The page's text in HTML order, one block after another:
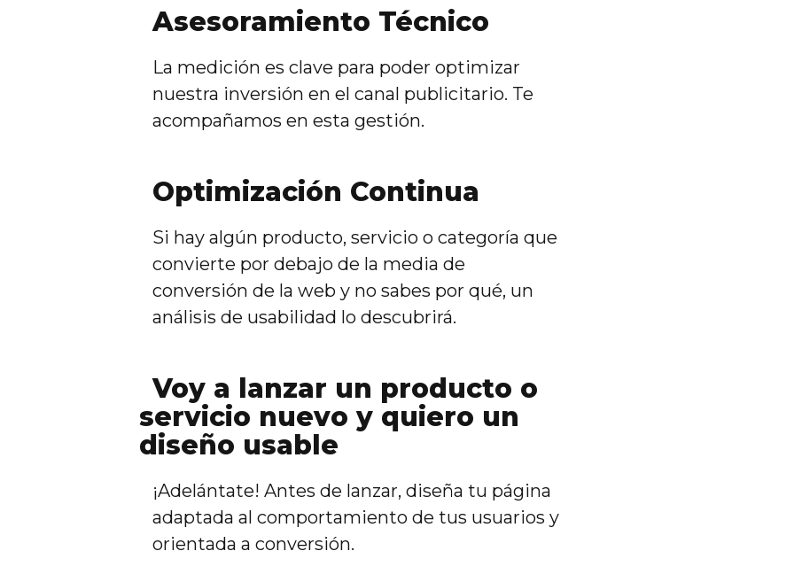
Asesoramiento Técnico
La medición es clave para poder optimizar
nuestra inversión en el canal publicitario. Te
acompañamos en esta gestión.
Optimización Continua
Si hay algún producto, servicio o categoría que
convierte por debajo de la media de
conversión de la web y no sabes por qué, un
análisis de usabilidad lo descubrirá.
Voy a lanzar un producto o
servicio nuevo y quiero un
diseño usable
¡Adelántate! Antes de lanzar, diseña tu página
adaptada al comportamiento de tus usuarios y
orientada a conversión.